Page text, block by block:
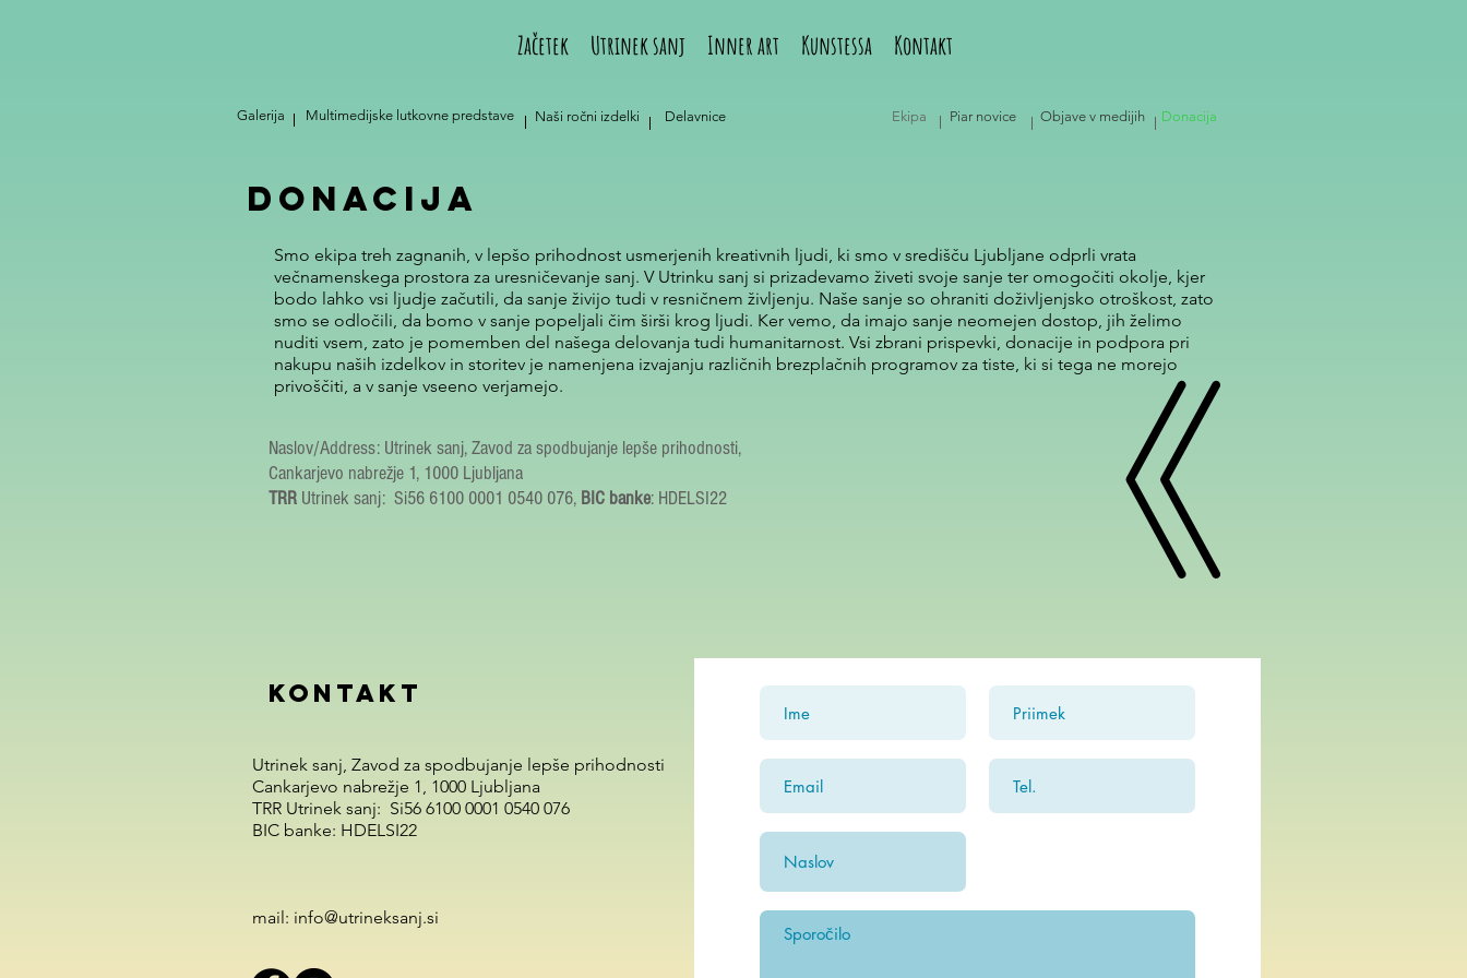
Začetek Utrinek sanj Inner art Kunstessa Kontakt
Delavnice Ekipa Piar novice Objave v medijih Donacija
Galerija Multimedijske lutkovne predstave Naši ročni izdelki
DONACIJA
Smo ekipa treh zagnanih, v lepšo prihodnost usmerjenih kreativnih ljudi, ki smo v središču Ljubljane odprli vrata
večnamenskega prostora za uresničevanje sanj. V Utrinku sanj si prizadevamo živeti svoje sanje ter omogočiti okolje, kjer
bodo lahko vsi ljudje začutili, da sanje živijo tudi v resničnem življenju. Naše sanje so ohraniti doživljenjsko otroškost, zato
smo se odločili, da bomo v sanje popeljali čim širši krog ljudi. Ker vemo, da imajo sanje neomejen dostop, jih želimo
nuditi vsem, zato je pomemben del našega delovanja tudi humanitarnost. Vsi zbrani prispevki, donacije in podpora pri
nakupu naših izdelkov in storitev je namenjena izvajanju različnih brezplačnih programov za tiste, ki si tega ne morejo
privoščiti, a v sanje vseeno verjamejo.
Naslov/Address: Utrinek sanj, Zavod za spodbujanje lepše prihodnosti,
Cankarjevo nabrežje 1, 1000 Ljubljana
TRR Utrinek sanj: Si56 6100 0001 0540 076, BIC banke: HDELSI22
KONTAKT
Utrinek sanj, Zavod za spodbujanje lepše prihodnosti
Cankarjevo nabrežje 1, 1000 Ljubljana
TRR Utrinek sanj: Si56 6100 0001 0540 076
BIC banke: HDELSI22
mail: info@utrineksanj.si